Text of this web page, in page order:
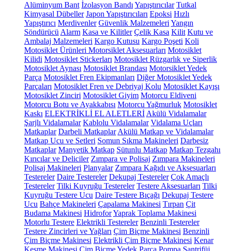
Alüminyum Bant İzolasyon Bandı Yapıştırıcılar Tutkal
Kimyasal Dübeller Japon Yapıştırıcıları Epoksi Hızlı
Yapıştırıcı Merdivenler Güvenlik Malzemeleri Yangın
Söndürücü Alarm Kasa ve Kilitler Çelik Kasa Kilit Kutu ve
Ambalaj Malzemeleri Kargo Kutusu Kargo Poşeti Koli
Motosiklet Ürünleri Motorsiklet Aksesuarları Motosiklet
Kilidi Motosiklet Stickerları Motosiklet Rüzgarlık ve Siperlik
Motosiklet Aynası Motosiklet Brandası Motorsiklet Yedek
Parça Motosiklet Fren Ekipmanları Diğer Motosiklet Yedek
Parçaları Motosiklet Fren ve Debriyaj Kolu Motosiklet Kayışı
Motosiklet Zinciri Motosiklet Giyim Motorcu Eldiveni
Motorcu Botu ve Ayakkabısı Motorcu Yağmurluk Motosiklet
Kaskı ELEKTRİKLİ EL ALETLERİ Akülü Vidalamalar
Şarjlı Vidalamalar Kablolu Vidalamalar Vidalama Uçları
Matkaplar Darbeli Matkaplar Akülü Matkap ve Vidalamalar
Matkap Ucu ve Setleri Somun Sıkma Makineleri Darbesiz
Matkaplar Manyetik Matkap Sütunlu Matkap Matkap Tezgahı
Kırıcılar ve Deliciler Zımpara ve Polisaj Zımpara Makineleri
Polisaj Makineleri Planyalar Zımpara Kağıdı ve Aksesuarları
Testereler Daire Testereler Dekupaj Testereler Çok Amaçlı
Testereler Tilki Kuyruğu Testereler Testere Aksesuarları Tilki
Kuyruğu Testere Ucu Daire Testere Bıçağı Dekupaj Testere
Ucu Bahçe Makineleri Çapalama Makinesi Tırpan Çit
Budama Makinesi HidroforYaprak Toplama Makinesi
Motorlu Testere Elektrikli Testereler Benzinli Testereler
Testere Zincirleri ve Yağları Çim Biçme Makinesi Benzinli
Çim Biçme Makinesi Elektrikli Çim Biçme Makinesi Kenar
Kesme Makinesi Çim Biçme Yedek Parça Pompa Santrifüj